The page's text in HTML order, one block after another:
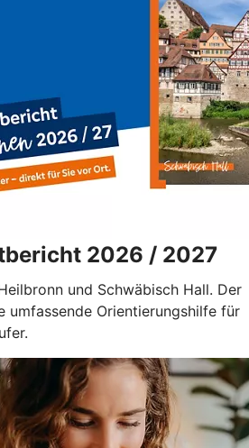
2026 / 2027
und Schwäbisch Hall. Der
umfassende Orientierungshilfe für